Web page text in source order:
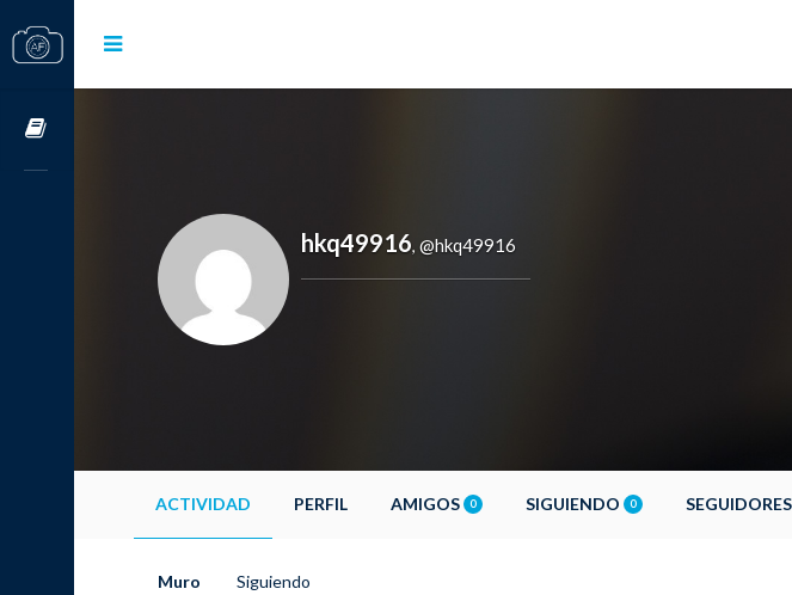
hkq49916, @hkq49916
ACTIVIDAD PERFIL AMIGOS 0 SIGUIENDO 0 SEGUIDORES
Muro Siguiendo